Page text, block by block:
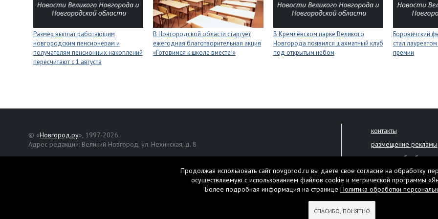
Размер выплат работающим
новгородским пенсионерам и
получателям пенсионных накоплений
пересчитают с 1 августа
В Новгородской области стартует
ежегодная благотворительная акция
«Готовимся к школе вместе!»
В Кремлёвском парке Великого
Новгорода появился шахматный клуб
под открытым небом
Боровичский
стал
премии
© «Новгород.ру», 1997-2026.
Адрес редакции: Великий Новгород, ул. Нехинская, д. 8
, публикуются на правах рекламы.
контакты
размещение рекламы
политика обработки
Настоящий ресурс
Нашли ошибку?
Продолжая использовать сайт novgorod.ru вы даете свое согласие на обработку
осуществляемую с использованием файлов cookie и метрической программы
Более подробная информация на странице Политика обработки
СПАСИБО, ПОНЯТНО